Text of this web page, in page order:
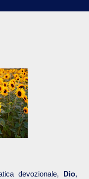
devozionale, Dio,